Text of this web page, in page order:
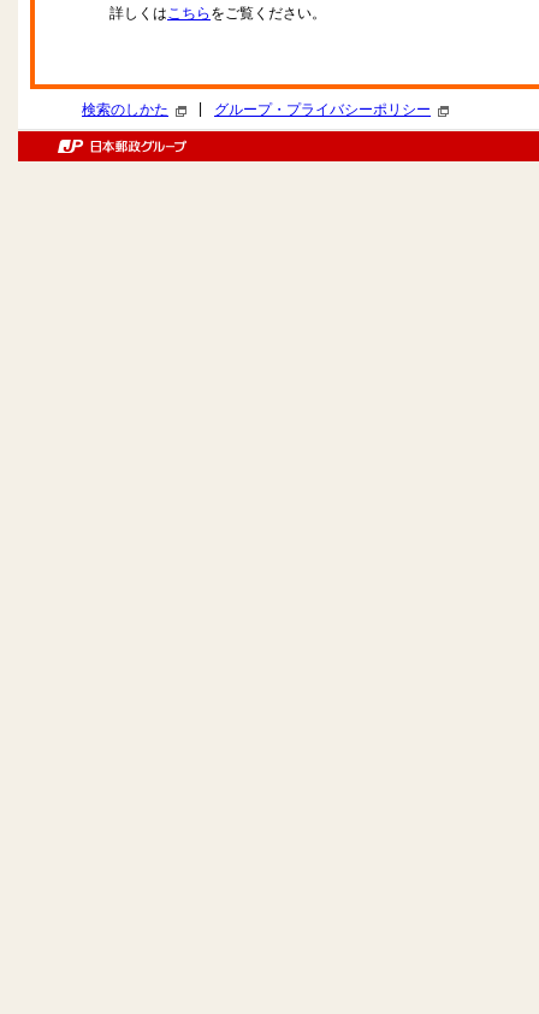
詳しくはこちら をご覧ください。
検索のしかた グループ・プライバシーポリシー